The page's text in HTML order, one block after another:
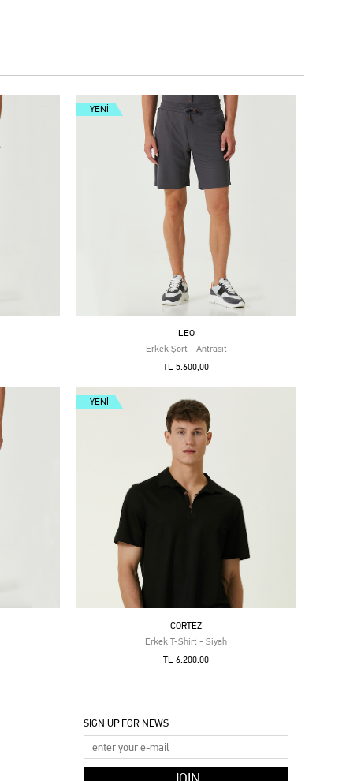
YENI
LEO
Erkek Şort - Antrasit
TL 5.600,00
YENI
CORTEZ
Erkek T-Shirt - Siyah
TL 6.200,00
SIGN UP FOR NEWS